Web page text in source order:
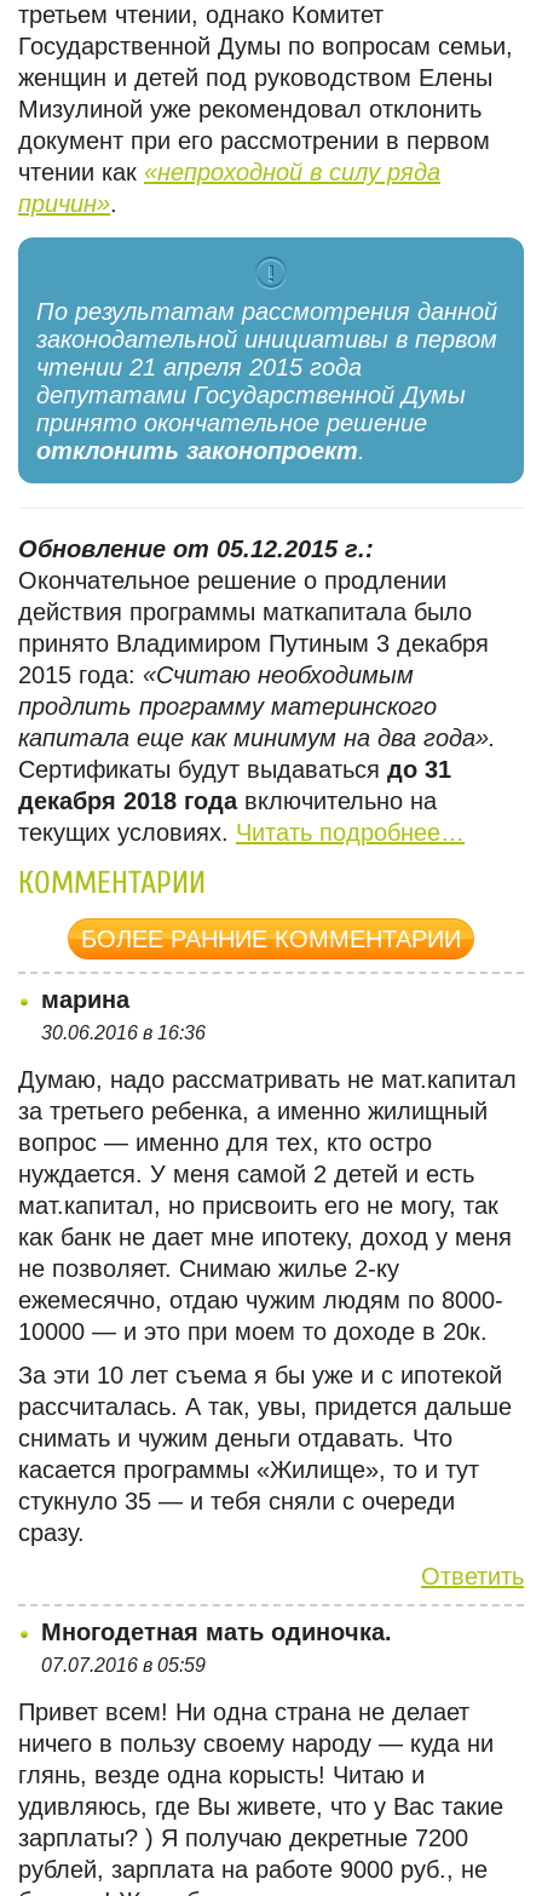
третьем чтении, однако Комитет
Государственной Думы по вопросам семьи,
женщин и детей под руководством Елены
Мизулиной уже рекомендовал отклонить
документ при его рассмотрении в первом
чтении как «непроходной в силу ряда
причин».
По результатам рассмотрения данной
законодательной инициативы в первом
чтении 21 апреля 2015 года
депутатами Государственной Думы
принято окончательное решение
отклонить законопроект.
Обновление от 05.12.2015 г.:
Окончательное решение о продлении
действия программы маткапитала было
принято Владимиром Путиным 3 декабря
2015 года: «Считаю необходимым
продлить программу материнского
капитала еще как минимум на два года».
Сертификаты будут выдаваться до 31
декабря 2018 годавключительно на
текущих условиях. Читать подробнее…
КОММЕНТАРИИ
БОЛЕЕ РАННИЕ КОММЕНТАРИИ
марина
30.06.2016 в 16:36
Думаю, надо рассматривать не мат.капитал
за третьего ребенка, а именно жилищный
вопрос — именно для тех, кто остро
нуждается. У меня самой 2 детей и есть
мат.капитал, но присвоить его не могу, так
как банк не дает мне ипотеку, доход у меня
не позволяет. Снимаю жилье 2-ку
ежемесячно, отдаю чужим людям по 8000-
10000 — и это при моем то доходе в 20к.
За эти 10 лет съема я бы уже и с ипотекой
рассчиталась. А так, увы, придется дальше
снимать и чужим деньги отдавать. Что
касается программы «Жилище», то и тут
стукнуло 35 — и тебя сняли с очереди
сразу.
Ответить
Многодетная мать одиночка.
07.07.2016 в 05:59
Привет всем! Ни одна страна не делает
ничего в пользу своему народу — куда ни
глянь, везде одна корысть! Читаю и
удивляюсь, где Вы живете, что у Вас такие
зарплаты? ) Я получаю декретные 7200
рублей, зарплата на работе 9000 руб., не